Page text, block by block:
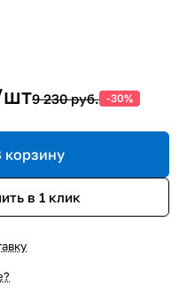
шт9 230 руб. -30%
корзину
в 1 клик